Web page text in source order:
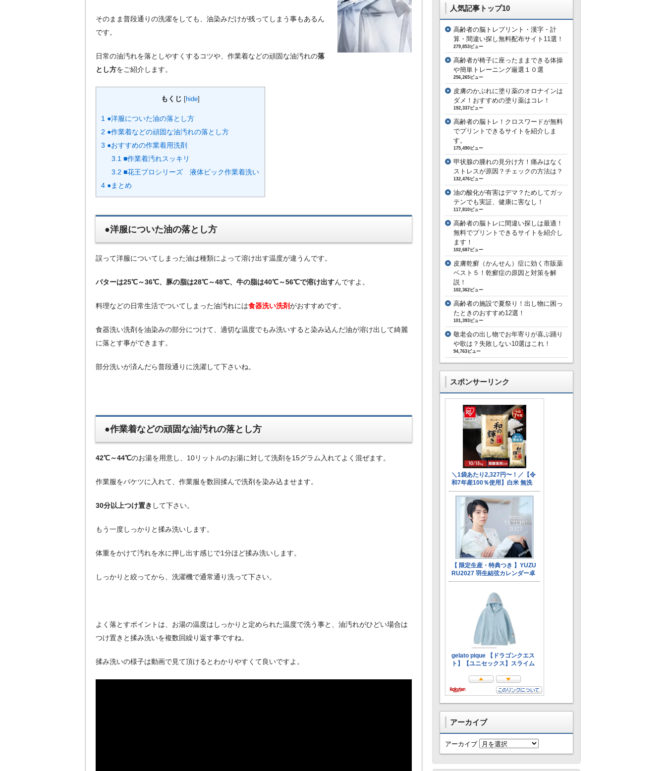
そのまま普段通りの洗濯をしても、油染みだけが残ってしまう事もあるん
です。
日常の油汚れを落としやすくするコツや、作業着などの頑固な油汚れの落
とし方をご紹介します。
もくじ hide
1 ●洋服についた油の落とし方
2 ●作業着などの頑固な油汚れの落とし方
3 ●おすすめの作業着用洗剤
3.1 ■作業着汚れスッキリ
3.2 ■花王プロシリーズ 液体ビック作業着洗い
4 ●まとめ
●洋服についた油の落とし方
誤って洋服についてしまった油は種類によって溶け出す温度が違うんです。
バターは25℃～36℃、豚の脂は28℃～48℃、牛の脂は40℃～56℃で溶け出すんですよ。
料理などの日常生活でついてしまった油汚れには食器洗い洗剤がおすすめです。
食器洗い洗剤を油染みの部分につけて、適切な温度でもみ洗いすると染み込んだ油が溶け出して綺麗
に落とす事ができます。
部分洗いが済んだら普段通りに洗濯して下さいね。
●作業着などの頑固な油汚れの落とし方
42℃～44℃のお湯を用意し、10リットルのお湯に対して洗剤を15グラム入れてよく混ぜます。
作業服をバケツに入れて、作業服を数回揉んで洗剤を染み込ませます。
30分以上つけ置き して下さい。
もう一度しっかりと揉み洗いします。
体重をかけて汚れを水に押し出す感じで1分ほど揉み洗いします。
しっかりと絞ってから、洗濯機で通常通り洗って下さい。
よく落とすポイントは、お湯の温度はしっかりと定められた温度で洗う事と、油汚れがひどい場合は
つけ置きと揉み洗いを複数回繰り返す事ですね。
揉み洗いの様子は動画で見て頂けるとわかりやすくて良いですよ。
人気記事トップ10
高齢者の脳トレプリント・漢字・計
算・間違い探し無料配布サイト11選！
279,853ビュー
高齢者が椅子に座ったままできる体操
や簡単トレーニング厳選１０選
256,265ビュー
皮膚のかぶれに塗り薬のオロナインは
ダメ！おすすめの塗り薬はコレ！
192,337ビュー
高齢者の脳トレ！クロスワードが無料
でプリントできるサイトを紹介しま
す。
175,490ビュー
甲状腺の腫れの見分け方！痛みはなく
ストレスが原因？チェックの方法は？
132,476ビュー
油の酸化が有害はデマ？ためしてガッ
テンでも実証、健康に害なし！
117,810ビュー
高齢者の脳トレに間違い探しは最適！
無料でプリントできるサイトを紹介し
ます！
102,687ビュー
皮膚乾癬（かんせん）症に効く市販薬
ベスト５！乾癬症の原因と対策を解
説！
102,362ビュー
高齢者の施設で夏祭り！出し物に困っ
たときのおすすめ12選！
101,393ビュー
敬老会の出し物でお年寄りが喜ぶ踊り
や歌は？失敗しない10選はこれ！
94,763ビュー
スポンサーリンク
アーカイブ
アーカイブ